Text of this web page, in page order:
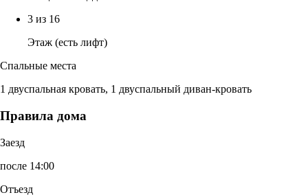
3 из 16
Этаж (есть лифт)
Спальные места
1 двуспальная кровать, 1 двуспальный диван-кровать
Правила дома
Заезд
после 14:00
Отъезд